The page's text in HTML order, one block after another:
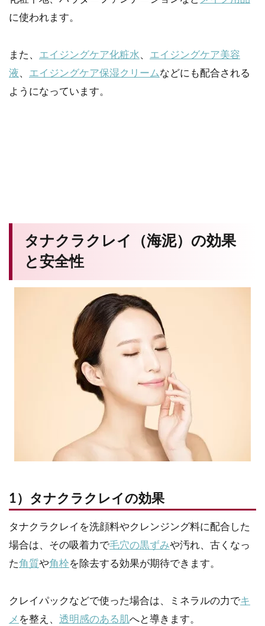
に使われます。
また、 エイジングケア化粧水、 エイジングケア美容
液、 エイジングケア保湿クリームなどにも配合される
ようになっています。
タナクラクレイ（海泥）の効果
と安全性
1）タナクラクレイの効果
タナクラクレイを洗顔料やクレンジング料に配合した
場合は、その吸着力で毛穴の黒ずみや汚れ、古くなっ
た角質や角栓を除去する効果が期待できます。
クレイパックなどで使った場合は、ミネラルの力でキ
メ を整え、 透明感のある肌へと導きます。